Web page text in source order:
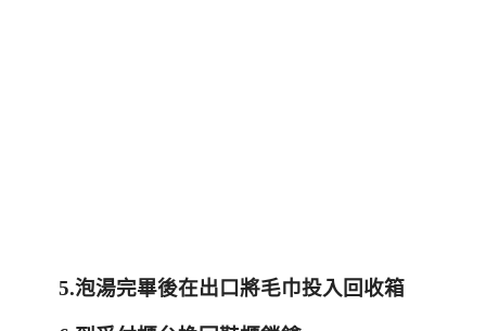
5.泡湯完畢後在出口將毛巾投入回收箱